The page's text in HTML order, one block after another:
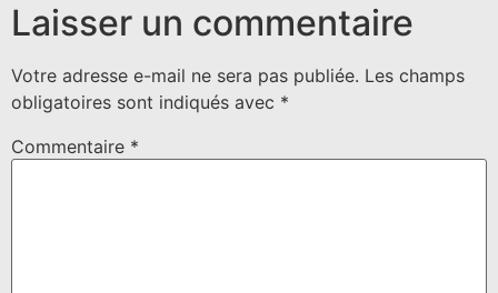
Laisser un commentaire
Votre adresse e-mail ne sera pas publiée. Les champs
obligatoires sont indiqués avec *
Commentaire *